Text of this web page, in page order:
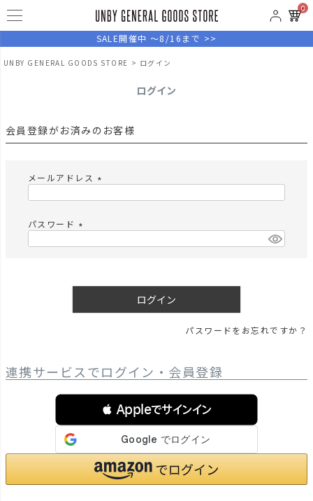
0
SALE開催中 ～8/16まで >>
UNBY GENERAL GOODS STORE ログイン
ログイン
会員登録がお済みのお客様
メールアドレス
)
パスワード
ログイン
パスワードをお忘れですか？
連携サービスでログイン・会員登録
 Appleでサインイン